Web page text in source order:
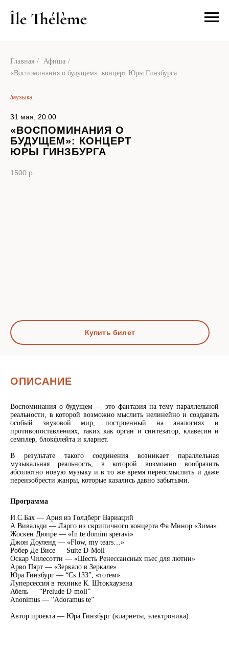
Главная / Афиша /
«Воспоминания о будущем»: концерт Юры Гинзбурга
«ВОСПОМИНАНИЯ О
БУДУЩЕМ»: КОНЦЕРТ
ЮРЫ ГИНЗБУРГА
/музыка
31 мая, 20:00
1500 р.
Купить билет
ОПИСАНИЕ
Воспоминания о будущем — это фантазия на тему параллельной
реальности, в которой возможно мыслить нелинейно и создавать
особый звуковой мир, построенный на аналогиях и
противопоставлениях, таких как орган и синтезатор, клавесин и
семплер, блокфлейта и кларнет.
В результате такого соединения возникает параллельная
музыкальная реальность, в которой возможно вообразить
абсолютно новую музыку и в то же время переосмыслить и даже
переизобрести жанры, которые казались давно забытыми.
Программа
И.С.Бах — Ария из Голдберг Вариаций
А.Вивальди — Ларго из скрипичного концерта Фа Минор «Зима»
Жоскен Дюпре — «In te domini speravi»
Джон Доуленд — «Flow, my tears…»
Робер Де Висе — Suite D-Moll
Оскар Чилесотти — «Шесть Ренессансных пьес для лютни»
Арво Пярт — «Зеркало в Зеркале»
Юра Гинзбург — “Сs 133”, «тотем»
Луперсессия в технике К. Штокхаузена
Абель — “Prelude D-moll”
Anonimus — “Adoramus te”
Автор проекта — Юра Гинзбург (кларнеты, электроника).